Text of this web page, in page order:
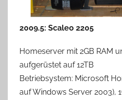
2009.5: Scaleo 2205
Homeserver mit 2GB RAM
aufgerüstet auf 12TB
Betriebsystem: Microsoft
auf Windows Server 2003),